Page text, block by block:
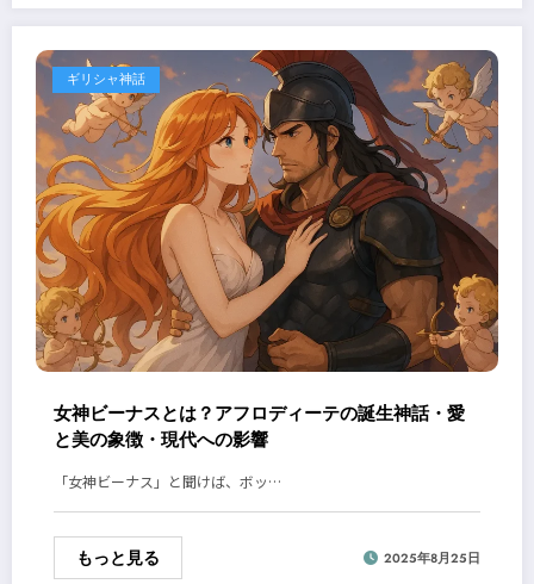
ギリシャ神話
女神ビーナスとは？アフロディーテの誕生神話・愛
と美の象徴・現代への影響
「女神ビーナス」と聞けば、ボッ…
もっと見る 2025年8月25日